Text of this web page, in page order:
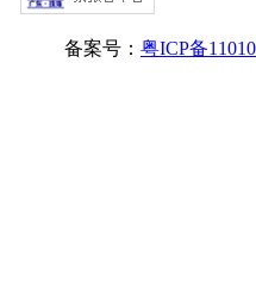
备案号： 粤ICP备